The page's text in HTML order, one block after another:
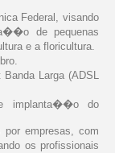
Federal, visando
de pequenas
e a floricultura.
Larga (ADSL
implanta��o do
empresas, com
os profissionais